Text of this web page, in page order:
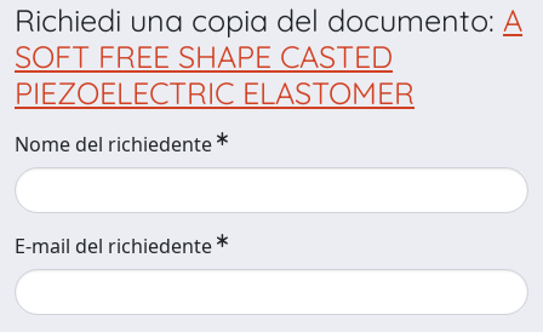
Richiedi una copia del documento: A
SOFT FREE SHAPE CASTED
PIEZOELECTRIC ELASTOMER
Nome del richiedente
E-mail del richiedente